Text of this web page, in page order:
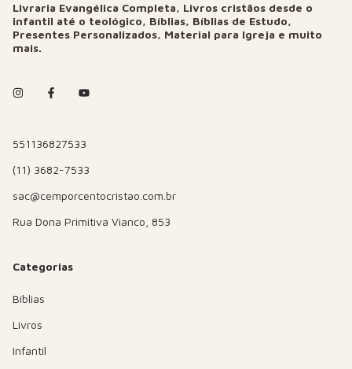
Livraria Evangélica Completa, Livros cristãos desde o
infantil até o teológico, Bíblias, Bíblias de Estudo,
Presentes Personalizados, Material para Igreja e muito
mais.
551136827533
(11) 3682-7533
sac@cemporcentocristao.com.br
Rua Dona Primitiva Vianco, 853
Categorias
Bíblias
Livros
Infantil